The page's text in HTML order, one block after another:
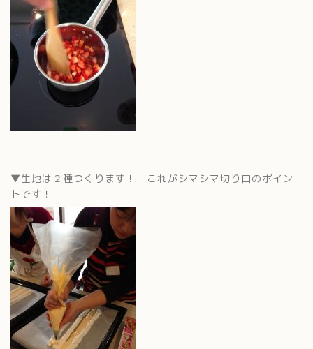
▼生地は２種つくります！ これがシマシマ切り口のポイン
トです！